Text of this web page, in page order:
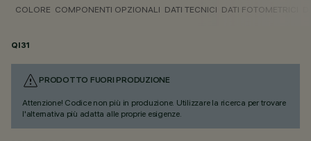
COLORE COMPONENTI OPZIONALI DATI TECNICI DATI FOTOMETRICI
QI31
PRODOTTO FUORI PRODUZIONE
Attenzione! Codice non più in produzione. Utilizzare la ricerca per trovare
l'alternativa più adatta alle proprie esigenze.